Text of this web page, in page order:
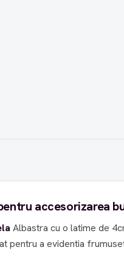
accesorizarea
Albastra cu o latime de
pentru a evidentia